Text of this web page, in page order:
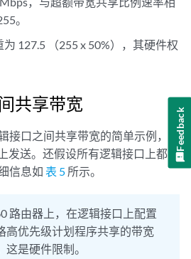
。
为 127.5 （255 x 50%），其硬件权
共享带宽
接口之间共享带宽的简单示例，假
发送。还假设所有逻辑接口上都有
信息如 表 5 所示。
路由器上，在逻辑接口上配置
高优先级计划程序共享的带宽
是硬件限制。
Feedback